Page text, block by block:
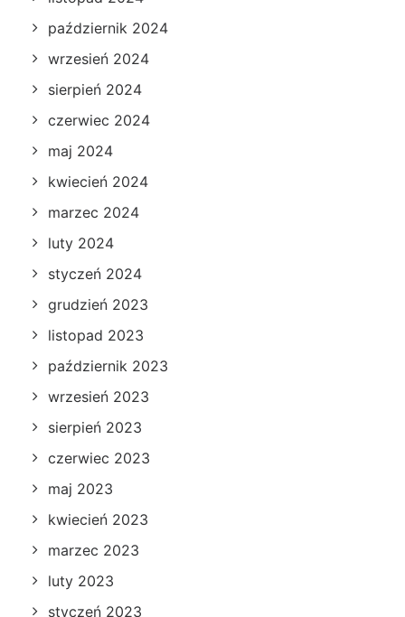
październik 2024
wrzesień 2024
sierpień 2024
czerwiec 2024
maj 2024
kwiecień 2024
marzec 2024
luty 2024
styczeń 2024
grudzień 2023
listopad 2023
październik 2023
wrzesień 2023
sierpień 2023
czerwiec 2023
maj 2023
kwiecień 2023
marzec 2023
luty 2023
styczeń 2023